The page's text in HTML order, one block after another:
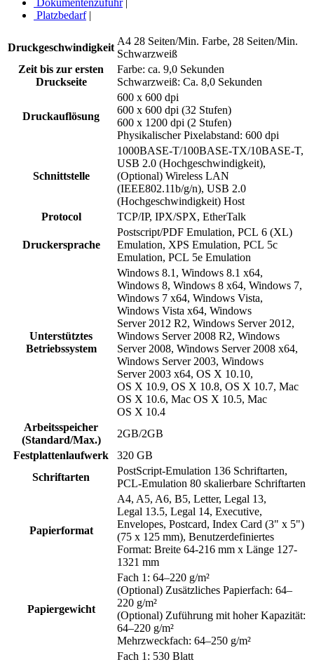
Dokumentenzufuhr|
Platzbedarf|
Druckgeschwindigkeit
A4 28 Seiten/Min. Farbe, 28 Seiten/Min.
Schwarzweiß
Zeit bis zur ersten
Druckseite
Farbe: ca. 9,0 Sekunden
Schwarzweiß: Ca. 8,0 Sekunden
Druckauflösung
600 x 600 dpi
600 x 600 dpi (32 Stufen)
600 x 1200 dpi (2 Stufen)
Physikalischer Pixelabstand: 600 dpi
Schnittstelle
1000BASE-T/100BASE-TX/10BASE-T,
USB 2.0 (Hochgeschwindigkeit),
(Optional) Wireless LAN
(IEEE802.11b/g/n), USB 2.0
(Hochgeschwindigkeit) Host
Protocol
TCP/IP, IPX/SPX, EtherTalk
Druckersprache
Postscript/PDF Emulation, PCL 6 (XL)
Emulation, XPS Emulation, PCL 5c
Emulation, PCL 5e Emulation
Unterstütztes
Betriebssystem
Windows 8.1, Windows 8.1 x64,
Windows 8, Windows 8 x64, Windows 7,
Windows 7 x64, Windows Vista,
Windows Vista x64, Windows
Server 2012 R2, Windows Server 2012,
Windows Server 2008 R2, Windows
Server 2008, Windows Server 2008 x64,
Windows Server 2003, Windows
Server 2003 x64, OS X 10.10,
OS X 10.9, OS X 10.8, OS X 10.7, Mac
OS X 10.6, Mac OS X 10.5, Mac
OS X 10.4
Arbeitsspeicher
(Standard/Max.)
2GB/2GB
Festplattenlaufwerk
320 GB
Schriftarten
PostScript-Emulation 136 Schriftarten,
PCL-Emulation 80 skalierbare Schriftarten
Papierformat
A4, A5, A6, B5, Letter, Legal 13,
Legal 13.5, Legal 14, Executive,
Envelopes, Postcard, Index Card (3" x 5")
(75 x 125 mm), Benutzerdefiniertes
Format: Breite 64-216 mm x Länge 127-
1321 mm
Papiergewicht
Fach 1: 64–220 g/m²
(Optional) Zusätzliches Papierfach: 64–
220 g/m²
(Optional) Zuführung mit hoher Kapazität:
64–220 g/m²
Mehrzweckfach: 64–250 g/m²
Fach 1: 530 Blatt